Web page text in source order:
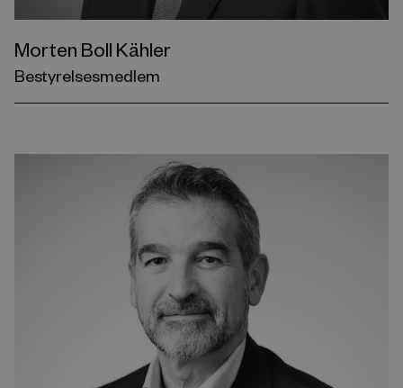
Morten Boll Kähler
Bestyrelsesmedlem